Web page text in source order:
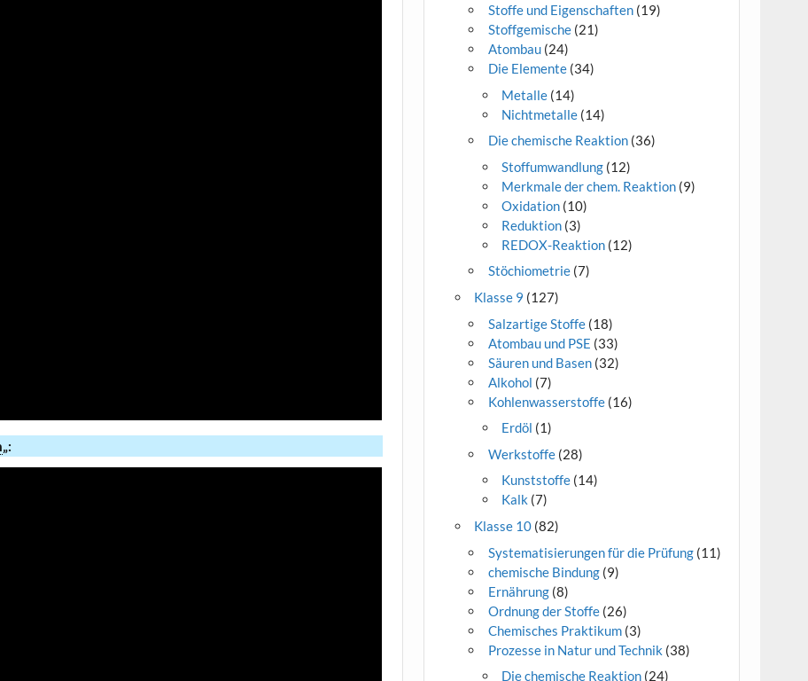
„:
Stoffe und Eigenschaften(19)
Stoffgemische(21)
Atombau(24)
Die Elemente(34)
Metalle(14)
Nichtmetalle(14)
Die chemische Reaktion(36)
Stoffumwandlung(12)
Merkmale der chem. Reaktion(9)
Oxidation(10)
Reduktion(3)
REDOX-Reaktion(12)
Stöchiometrie(7)
Klasse 9 (127)
Salzartige Stoffe(18)
Atombau und PSE (33)
Säuren und Basen(32)
Alkohol (7)
Kohlenwasserstoffe(16)
Erdöl (1)
Werkstoffe(28)
Kunststoffe(14)
Kalk (7)
Klasse 10 (82)
Systematisierungen für die Prüfung(11)
chemische Bindung(9)
Ernährung(8)
Ordnung der Stoffe(26)
Chemisches Praktikum(3)
Prozesse in Natur und Technik (38)
Die chemische Reaktion(24)